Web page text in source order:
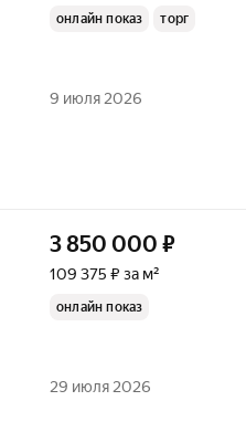
онлайн показ торг
9 июля 2026
3 850 000 ₽
109 375 ₽ за м²
онлайн показ
29 июля 2026